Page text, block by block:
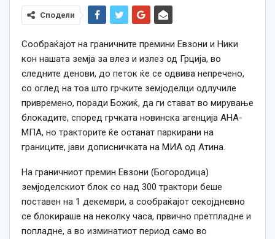
Сподели
Сообраќајот на граничните премини Евзони и Ники
кон нашата земја за влез и излез од Грција, во
следните денови, до петок ќе се одвива непречено,
со оглед на тоа што грчките земјоделци одлучиле
привремено, поради Божиќ, да ги стават во мирување
блокадите, според грчката новинска агенција АНА-
МПА, но тракторите ќе останат паркирани на
границите, јави дописничката на МИА од Атина.
На граничниот премин Евзони (Богородица)
земјоделскиот блок со над 300 трактори беше
поставен на 1 декември, а сообраќајот секојдневно
се блокираше на неколку часа, првично претпладне и
попладне, а во изминатиот период само во